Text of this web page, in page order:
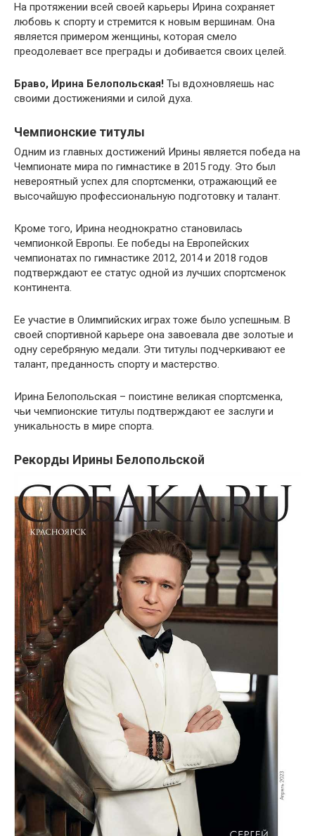
На протяжении всей своей карьеры Ирина сохраняет
любовь к спорту и стремится к новым вершинам. Она
является примером женщины, которая смело
преодолевает все преграды и добивается своих целей.
Браво, Ирина Белопольская! Ты вдохновляешь нас
своими достижениями и силой духа.
Чемпионские титулы
Одним из главных достижений Ирины является победа на
Чемпионате мира по гимнастике в 2015 году. Это был
невероятный успех для спортсменки, отражающий ее
высочайшую профессиональную подготовку и талант.
Кроме того, Ирина неоднократно становилась
чемпионкой Европы. Ее победы на Европейских
чемпионатах по гимнастике 2012, 2014 и 2018 годов
подтверждают ее статус одной из лучших спортсменок
континента.
Ее участие в Олимпийских играх тоже было успешным. В
своей спортивной карьере она завоевала две золотые и
одну серебряную медали. Эти титулы подчеркивают ее
талант, преданность спорту и мастерство.
Ирина Белопольская – поистине великая спортсменка,
чьи чемпионские титулы подтверждают ее заслуги и
уникальность в мире спорта.
Рекорды Ирины Белопольской